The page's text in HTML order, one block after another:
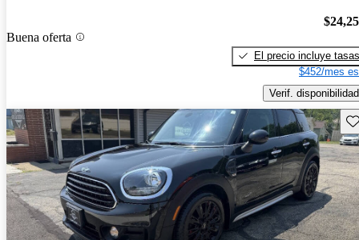
Buena oferta
El precio incluye tasas
$452/mes
Verif. disponibilidad